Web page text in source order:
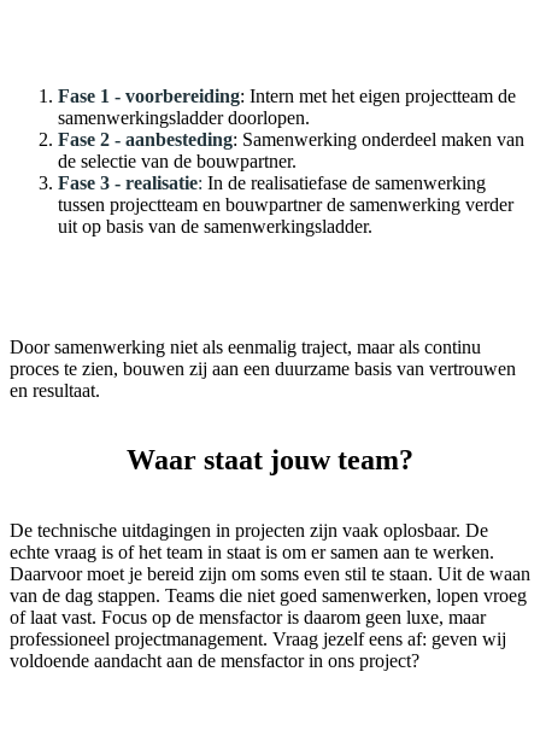
Fase 1 - voorbereiding: Intern met het eigen projectteam de
samenwerkingsladder doorlopen.
Fase 2 - aanbesteding: Samenwerking onderdeel maken van
de selectie van de bouwpartner.
Fase 3 - realisatie: In de realisatiefase de samenwerking
tussen projectteam en bouwpartner de samenwerking verder
uit op basis van de samenwerkingsladder.
Door samenwerking niet als eenmalig traject, maar als continu
proces te zien, bouwen zij aan een duurzame basis van vertrouwen
en resultaat.
Waar staat jouw team?
De technische uitdagingen in projecten zijn vaak oplosbaar. De
echte vraag is of het team in staat is om er samen aan te werken.
Daarvoor moet je bereid zijn om soms even stil te staan. Uit de waan
van de dag stappen. Teams die niet goed samenwerken, lopen vroeg
of laat vast. Focus op de mensfactor is daarom geen luxe, maar
professioneel projectmanagement. Vraag jezelf eens af: geven wij
voldoende aandacht aan de mensfactor in ons project?